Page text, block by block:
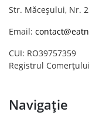
Str. Măceșului, Nr.
Email:
CUI: RO39757359
Registrul
Navigație